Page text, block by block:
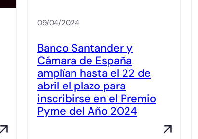
09/04/2024
Banco Santander y
Cámara de España
amplían hasta el 22 de
abril el plazo para
inscribirse en el Premio
Pyme del Año 2024